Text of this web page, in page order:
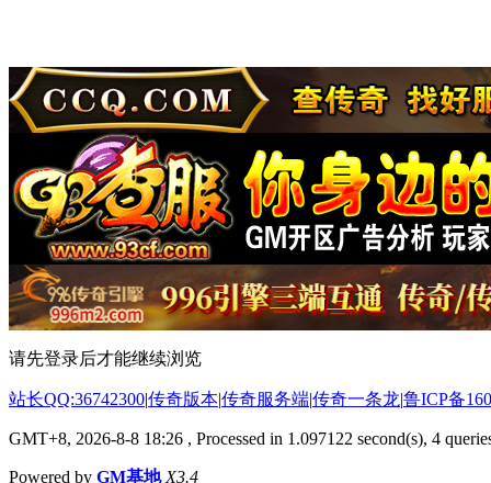
请先登录后才能继续浏览
站长QQ:36742300|传奇版本|传奇服务端|传奇一条龙|鲁ICP备
GMT+8, 2026-8-8 18:26 , Processed in 1.097122 second(s), 4
Powered by GM基地 X3.4